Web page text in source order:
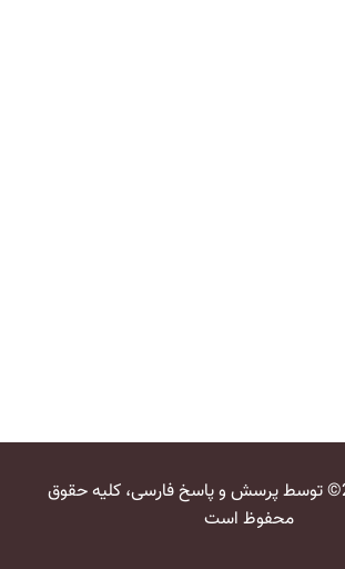
کپی رایت 2026© توسط پرسش و پاسخ فارسی، کلیه حقوق
محفوظ است